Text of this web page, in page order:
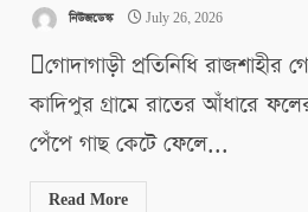
নিউজডেস্ক July 26, 2026
গোদাগাড়ী প্রতিনিধি রাজশাহীর
কাদিপুর গ্রামে রাতের আঁধারে
পেঁপে গাছ কেটে ফেলে...
Read More